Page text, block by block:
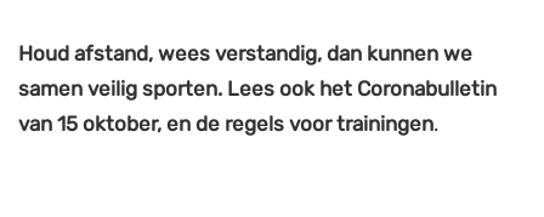
Houd afstand, wees verstandig, dan kunnen we
samen veilig sporten. Lees ook het Coronabulletin
van 15 oktober, en de regels voor trainingen.